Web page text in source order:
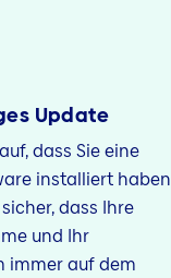
Update
dass Sie eine
installiert haben
dass Ihre
und Ihr
immer auf dem